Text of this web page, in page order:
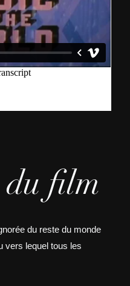
du film
du reste du monde
vers lequel tous les